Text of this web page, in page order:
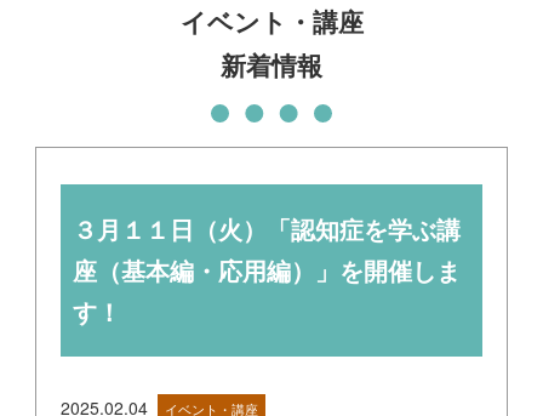
イベント・講座
新着情報
３月１１日（火）「認知症を学ぶ講
座（基本編・応用編）」を開催しま
す！
2025.02.04 イベント・講座